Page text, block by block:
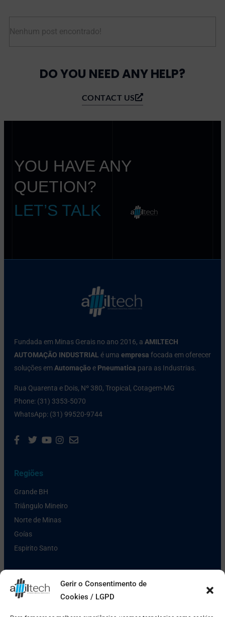
Gerir o Consentimento de
Cookies / LGPD
Nenhum post encontrado!
DO YOU NEED ANY HELP?
CONTACT US
YOU HAVE ANY
QUETION?
LET’S TALK
Fundada em Minas Gerais no ano 2016, a AMILTECH
AUTOMAÇÃO INDUSTRIAL é uma empresa focada em oferecer
soluções em Automação e Pneumatica para as Industrias.
Rua Quarenta e Dois, Nº 380, Tropical, Cotagem-MG
Phone: (31) 3353-5070
WhatsApp: (31) 99520-9744
Regiões
Grande BH
Triângulo Mineiro
Norte de Minas
Goías
Espirito Santo
Links Úteis
Política de Privacidade